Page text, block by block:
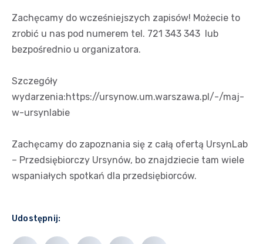
Zachęcamy do wcześniejszych zapisów! Możecie to
zrobić u nas pod numerem tel. 721 343 343 lub
bezpośrednio u organizatora.
Szczegóły
wydarzenia:https://ursynow.um.warszawa.pl/-/maj-
w-ursynlabie
Zachęcamy do zapoznania się z całą ofertą UrsynLab
– Przedsiębiorczy Ursynów, bo znajdziecie tam wiele
wspaniałych spotkań dla przedsiębiorców.
Udostępnij: